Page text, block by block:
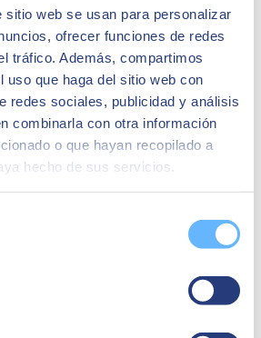
sitio web se usan para personalizar
ofrecer funciones de redes
tráfico. Además, compartimos
uso que haga del sitio web con
redes sociales, publicidad y análisis
combinarla con otra información
o que hayan recopilado a
hecho de sus servicios.
y consultas avanzadas sobre, por ejemplo,
a medio y largo plazo.
esenciales en gráficos.
cuadros de mando personalizados e